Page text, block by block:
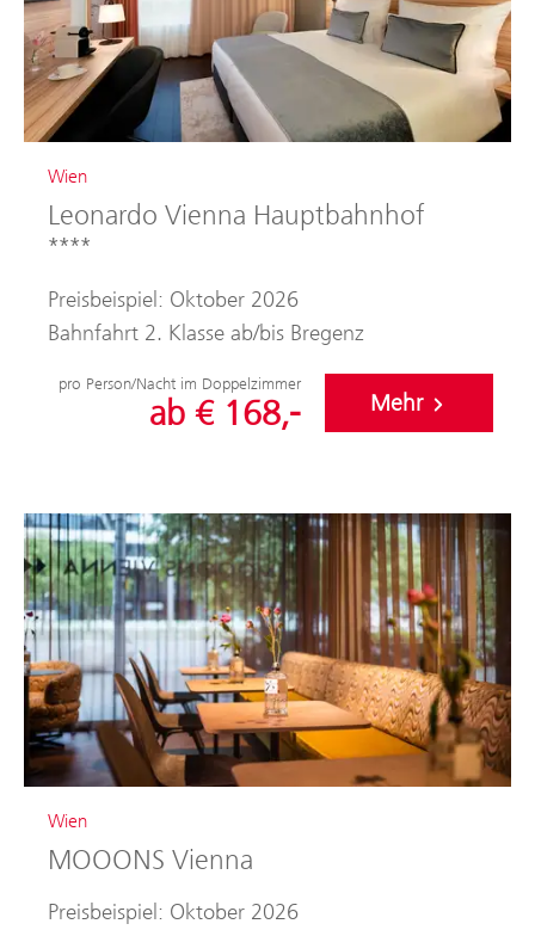
Wien
Leonardo Vienna Hauptbahnhof
****
Preisbeispiel: Oktober 2026
Bahnfahrt 2. Klasse ab/bis Bregenz
pro Person/Nacht im Doppelzimmer
ab € 168,- Mehr
Wien
MOOONS Vienna
Preisbeispiel: Oktober 2026